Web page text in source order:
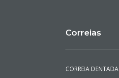
Correias
CORREIA DENTADA